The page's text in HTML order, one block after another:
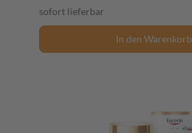
sofort lieferbar
In den Warenkorb